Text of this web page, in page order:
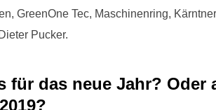
GreenOne Tec, Maschinenring,
Pucker.
für das neue Jahr? Oder